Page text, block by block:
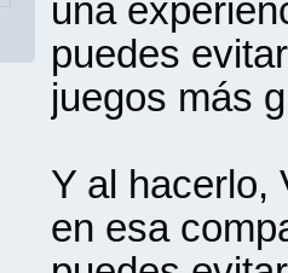
una
puedes
juegos más
Y al hacerlo,
en esa